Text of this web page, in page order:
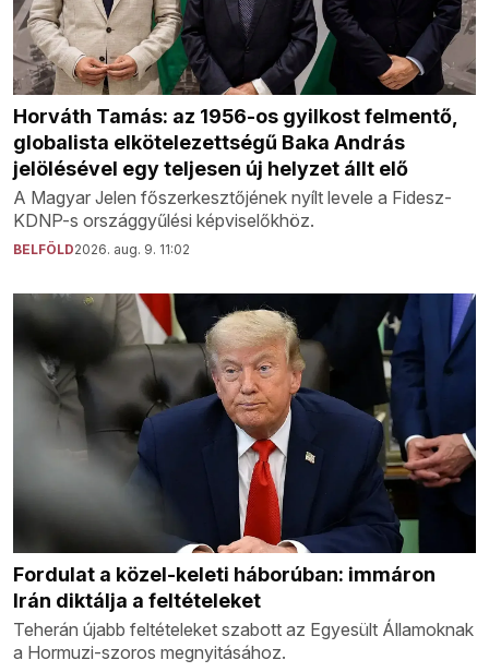
Horváth Tamás: az 1956-os gyilkost felmentő,
globalista elkötelezettségű Baka András
jelölésével egy teljesen új helyzet állt elő
A Magyar Jelen főszerkesztőjének nyílt levele a Fidesz-
KDNP-s országgyűlési képviselőkhöz.
BELFÖLD2026. aug. 9. 11:02
Fordulat a közel-keleti háborúban: immáron
Irán diktálja a feltételeket
Teherán újabb feltételeket szabott az Egyesült Államoknak
a Hormuzi-szoros megnyitásához.